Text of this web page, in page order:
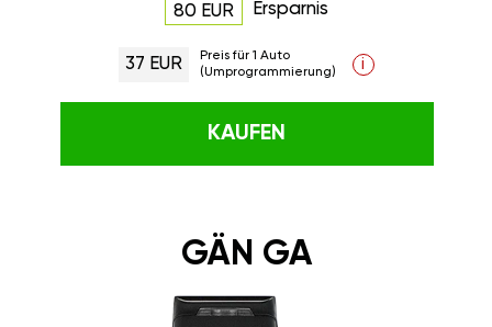
80 EUR Ersparnis
37 EUR
Preis für 1 Auto
(Umprogrammierung)
i
KAUFEN
GÄN GA